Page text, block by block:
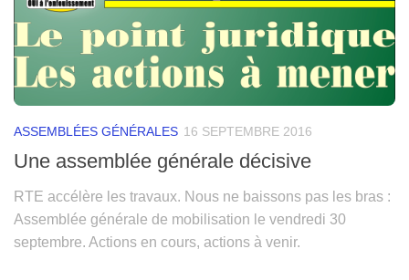
ASSEMBLÉES GÉNÉRALES 16 SEPTEMBRE 2016
Une assemblée générale décisive
RTE accélère les travaux. Nous ne baissons pas les bras :
Assemblée générale de mobilisation le vendredi 30
septembre. Actions en cours, actions à venir.